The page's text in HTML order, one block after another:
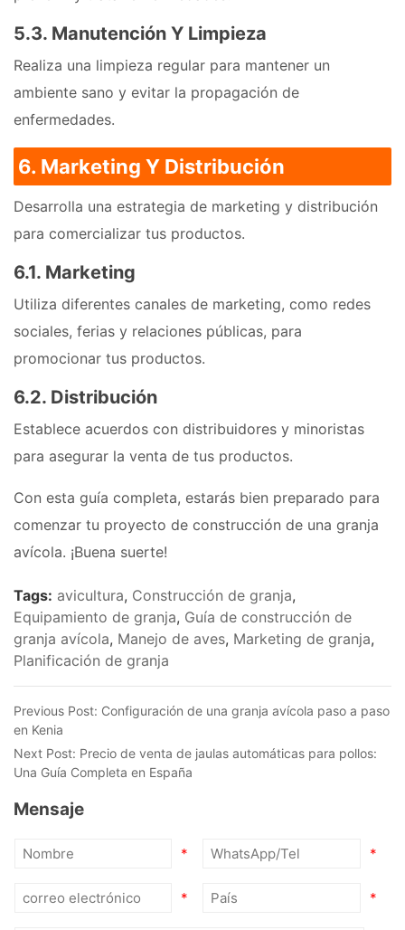
5.3. Manutención Y Limpieza
Realiza una limpieza regular para mantener un
ambiente sano y evitar la propagación de
enfermedades.
6. Marketing Y Distribución
Desarrolla una estrategia de marketing y distribución
para comercializar tus productos.
6.1. Marketing
Utiliza diferentes canales de marketing, como redes
sociales, ferias y relaciones públicas, para
promocionar tus productos.
6.2. Distribución
Establece acuerdos con distribuidores y minoristas
para asegurar la venta de tus productos.
Con esta guía completa, estarás bien preparado para
comenzar tu proyecto de construcción de una granja
avícola. ¡Buena suerte!
Tags: avicultura, Construcción de granja,
Equipamiento de granja, Guía de construcción de
granja avícola, Manejo de aves, Marketing de granja,
Planificación de granja
Previous Post: Configuración de una granja avícola paso a paso
en Kenia
Next Post: Precio de venta de jaulas automáticas para pollos:
Una Guía Completa en España
Mensaje
* *
* *